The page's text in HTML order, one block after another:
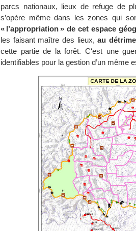
parcs nationaux, lieux de refuge de
s’opère même dans les zones qui
« l’appropriation » de cet espace
les faisant maître des lieux,au
cette partie de la forêt. C‘est une
identifiables pour la gestion d’un même